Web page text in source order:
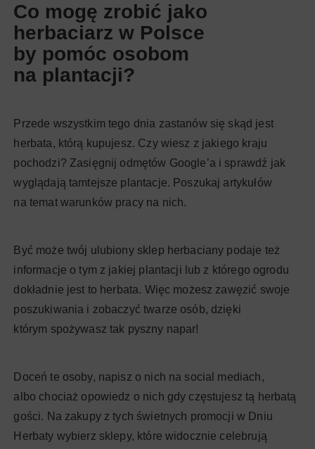
Co mogę zrobić jako
herbaciarz w Polsce
by pomóc osobom
na plantacji?
Przede wszystkim tego dnia zastanów się skąd jest
herbata, którą kupujesz. Czy wiesz z jakiego kraju
pochodzi? Zasięgnij odmętów Google’a i sprawdź jak
wyglądają tamtejsze plantacje. Poszukaj artykułów
na temat warunków pracy na nich.
Być może twój ulubiony sklep herbaciany podaje też
informacje o tym z jakiej plantacji lub z którego ogrodu
dokładnie jest to herbata. Więc możesz zawęzić swoje
poszukiwania i zobaczyć twarze osób, dzięki
którym spożywasz tak pyszny napar!
Doceń te osoby, napisz o nich na social mediach,
albo chociaż opowiedz o nich gdy częstujesz tą herbatą
gości. Na zakupy z tych świetnych promocji w Dniu
Herbaty wybierz sklepy, które widocznie celebrują